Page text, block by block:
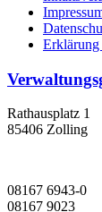
Rathausplatz 1
85406 Zolling
08167 6943-0
08167 9023